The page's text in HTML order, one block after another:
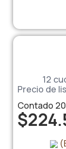
12
Precio de
Contado
$